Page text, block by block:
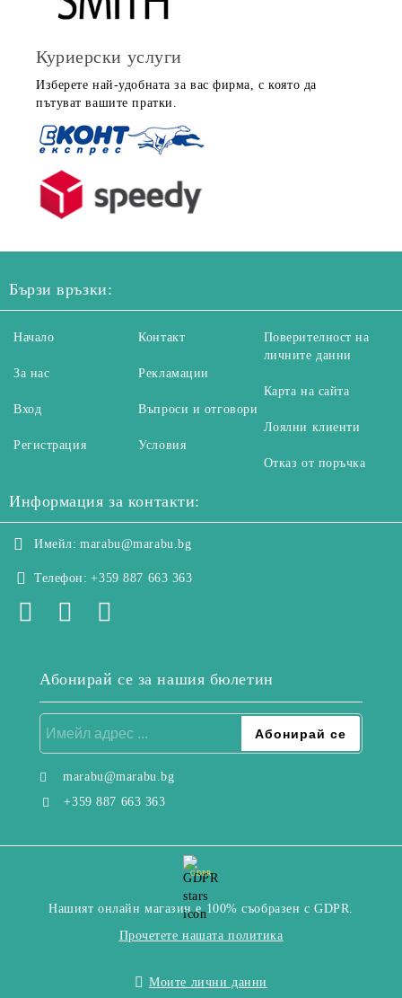
Куриерски услуги
Изберете най-удобната за вас фирма, с която да
пътуват вашите пратки.
Бързи връзки:
Начало
За нас
Вход
Регистрация
Контакт
Рекламации
Въпроси и отговори
Условия
Поверителност на
личните данни
Карта на сайта
Лоялни клиенти
Отказ от поръчка
Информация за контакти:
Имейл: marabu@marabu.bg
Телефон: +359 887 663 363
Абонирай се за нашия бюлетин
marabu@marabu.bg
+359 887 663 363
GDPR
Нашият онлайн магазин е 100% съобразен с GDPR.
Прочетете нашата политика
Моите лични данни